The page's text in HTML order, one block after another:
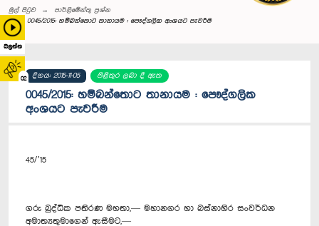
බලන්න
02
මුල් පිටුව
පාර්ලි‌මේන්තු‌ ප්‍රශ්න
0045/2015: හම්බන්තොට තානායම : පෞද්ගලික අංශයට පැවරීම
දිනය: 2015-11-05 පිළිතුර ලබා දී ඇත
0045/2015: හම්බන්තොට තානායම : පෞද්ගලික
අංශයට පැවරීම
45/’15
ගරු බුද්ධික පතිරණ මහතා,— මහානගර හා බස්නාහිර සංවර්ධන
අමාත්‍යතුමාගෙන් ඇසීමට,—